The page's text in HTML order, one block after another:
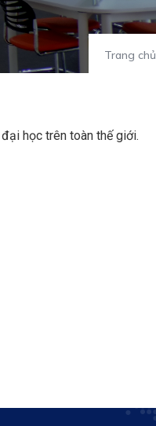
Trang chủ
học trên toàn thế giới.